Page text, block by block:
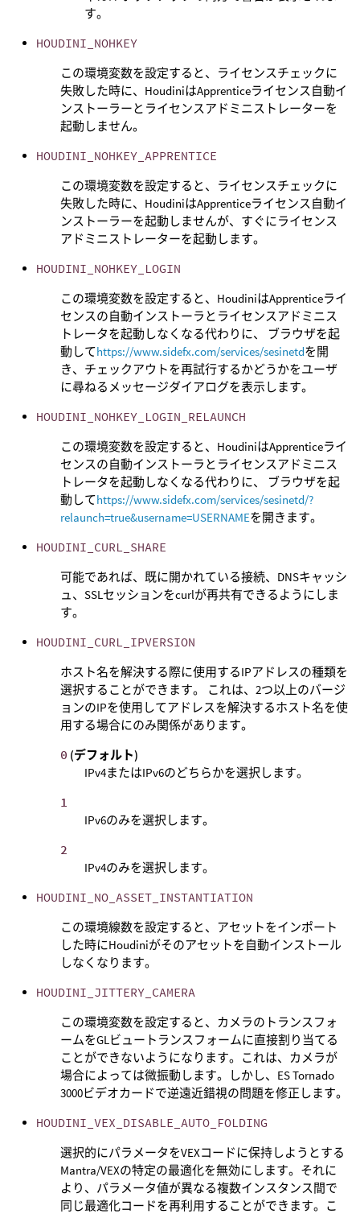
す。
HOUDINI_NOHKEY
この環境変数を設定すると、ライセンスチェックに
失敗した時に、HoudiniはApprenticeライセンス自動イ
ンストーラーとライセンスアドミニストレーターを
起動しません。
HOUDINI_NOHKEY_APPRENTICE
この環境変数を設定すると、ライセンスチェックに
失敗した時に、HoudiniはApprenticeライセンス自動イ
ンストーラーを起動しませんが、すぐにライセンス
アドミニストレーターを起動します。
HOUDINI_NOHKEY_LOGIN
この環境変数を設定すると、HoudiniはApprenticeライ
センスの自動インストーラとライセンスアドミニス
トレータを起動しなくなる代わりに、 ブラウザを起
動してhttps://www.sidefx.com/services/sesinetdを開
き、チェックアウトを再試行するかどうかをユーザ
に尋ねるメッセージダイアログを表示します。
HOUDINI_NOHKEY_LOGIN_RELAUNCH
この環境変数を設定すると、HoudiniはApprenticeライ
センスの自動インストーラとライセンスアドミニス
トレータを起動しなくなる代わりに、 ブラウザを起
動してhttps://www.sidefx.com/services/sesinetd/?
relaunch=true&username=USERNAMEを開きます。
HOUDINI_CURL_SHARE
可能であれば、既に開かれている接続、DNSキャッシ
ュ、SSLセッションをcurlが再共有できるようにしま
す。
HOUDINI_CURL_IPVERSION
ホスト名を解決する際に使用するIPアドレスの種類を
選択することができます。 これは、2つ以上のバージ
ョンのIPを使用してアドレスを解決するホスト名を使
用する場合にのみ関係があります。
0 (デフォルト)
IPv4またはIPv6のどちらかを選択します。
1
IPv6のみを選択します。
2
IPv4のみを選択します。
HOUDINI_NO_ASSET_INSTANTIATION
この環境線数を設定すると、アセットをインポート
した時にHoudiniがそのアセットを自動インストール
しなくなります。
HOUDINI_JITTERY_CAMERA
この環境変数を設定すると、カメラのトランスフォ
ームをGLビュートランスフォームに直接割り当てる
ことができないようになります。これは、カメラが
場合によっては微振動します。しかし、ES Tornado
3000ビデオカードで逆遠近錯視の問題を修正します。
HOUDINI_VEX_DISABLE_AUTO_FOLDING
選択的にパラメータをVEXコードに保持しようとする
Mantra/VEXの特定の最適化を無効にします。それに
より、パラメータ値が異なる複数インスタンス間で
同じ最適化コードを再利用することができます。こ